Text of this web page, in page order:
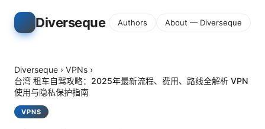
Diverseque Authors About — Diverseque
Diverseque › VPNs ›
台湾 租车自驾攻略：2025年最新流程、费用、路线全解析 VPN
使用与隐私保护指南
VPNS